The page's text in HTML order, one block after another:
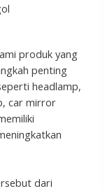
produk yang
penting
headlamp,
car mirror
dari